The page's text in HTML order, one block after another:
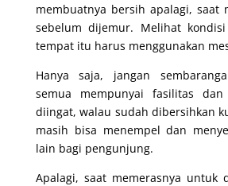
membuatnya bersih apalagi, saat
sebelum dijemur. Melihat
tempat itu harus menggunakan
Hanya saja, jangan
semua mempunyai fasilitas dan
diingat, walau sudah dibersihkan
masih bisa menempel dan
lain bagi pengunjung.
Apalagi, saat memerasnya untuk